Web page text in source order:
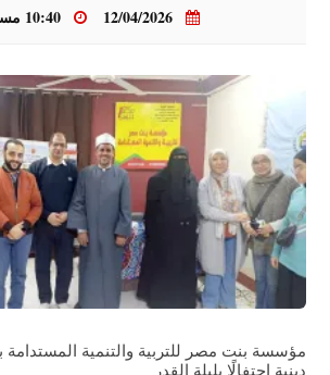
مؤسسة بنت مصر للتربية والتنمية
دينية احتفالًا بليلة القدر